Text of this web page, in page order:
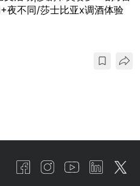
夜不同/莎士比亚x调酒体验